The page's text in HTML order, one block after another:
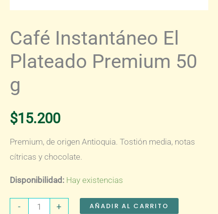
Café Instantáneo El
Plateado Premium 50
g
$15.200
Premium, de origen Antioquia. Tostión media, notas
cítricas y chocolate.
Disponibilidad: Hay existencias
-
Café
+ AÑADIR AL CARRITO